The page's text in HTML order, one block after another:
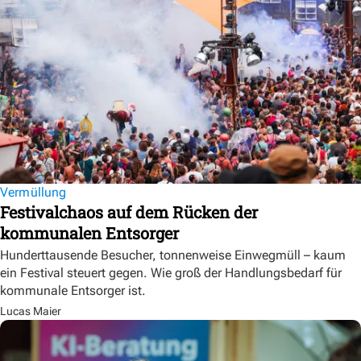
Vermüllung
Festivalchaos auf dem Rücken der
kommunalen Entsorger
Hunderttausende Besucher, tonnenweise Einwegmüll – kaum
ein Festival steuert gegen. Wie groß der Handlungsbedarf für
kommunale Entsorger ist.
Lucas Maier